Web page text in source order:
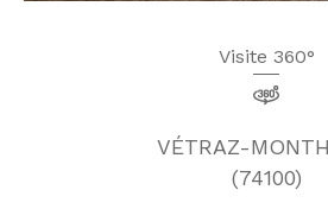
Visite 360°
VÉTRAZ-
(74100)